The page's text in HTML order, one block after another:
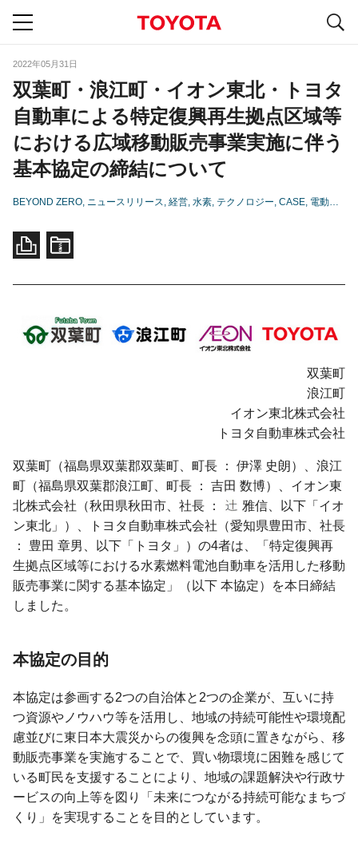
2022年05月31日
双葉町・浪江町・イオン東北・トヨタ
自動車による特定復興再生拠点区域等
における広域移動販売事業実施に伴う
基本協定の締結について
BEYOND ZERO ニュースリリース 経営 水素 テクノロジー CASE 電動化
双葉町
浪江町
イオン東北株式会社
トヨタ自動車株式会社
双葉町（福島県双葉郡双葉町、町長 ： 伊澤 史朗）、浪江
町（福島県双葉郡浪江町、町長 ： 吉田 数博）、イオン東
北株式会社（秋田県秋田市、社長 ：
雅信、以下「イオ
ン東北」）、トヨタ自動車株式会社（愛知県豊田市、社長
： 豊田 章男、以下「トヨタ」）の4者は、「特定復興再
生拠点区域等における水素燃料電池自動車を活用した移動
販売事業に関する基本協定」（以下 本協定）を本日締結
しました。
本協定の目的
本協定は参画する2つの自治体と2つの企業が、互いに持
つ資源やノウハウ等を活用し、地域の持続可能性や環境配
慮並びに東日本大震災からの復興を念頭に置きながら、移
動販売事業を実施することで、買い物環境に困難を感じて
いる町民を支援することにより、地域の課題解決や行政サ
ービスの向上等を図り「未来につながる持続可能なまちづ
くり」を実現することを目的としています。